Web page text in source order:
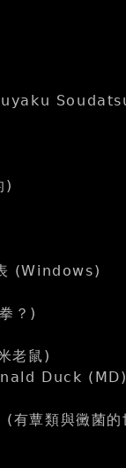
)
(Windows)
？)
老鼠)
Duck (MD)
類與黴菌的